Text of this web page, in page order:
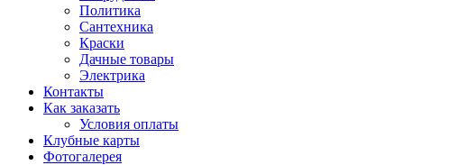
Политика
Сантехника
Краски
Дачные товары
Электрика
Контакты
Как заказать
Условия оплаты
Клубные карты
Фотогалерея